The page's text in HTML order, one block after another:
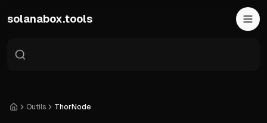
solanabox.tools
AccueilOutils ThorNode